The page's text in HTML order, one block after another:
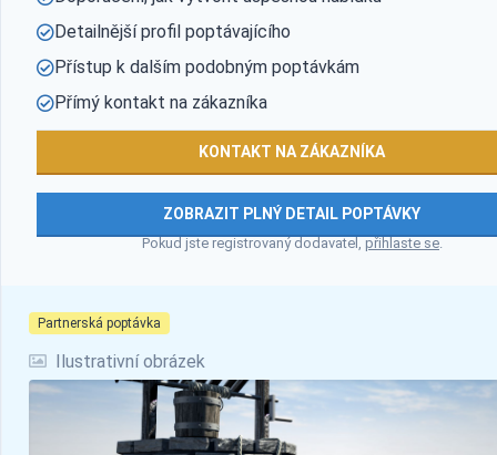
Partnerská poptávka
Ilustrativní obrázek
Detailnější profil poptávajícího
Přístup k dalším podobným poptávkám
Přímý kontakt na zákazníka
KONTAKT NA ZÁKAZNÍKA
ZOBRAZIT PLNÝ DETAIL POPTÁVKY
Pokud jste registrovaný dodavatel, přihlaste se.